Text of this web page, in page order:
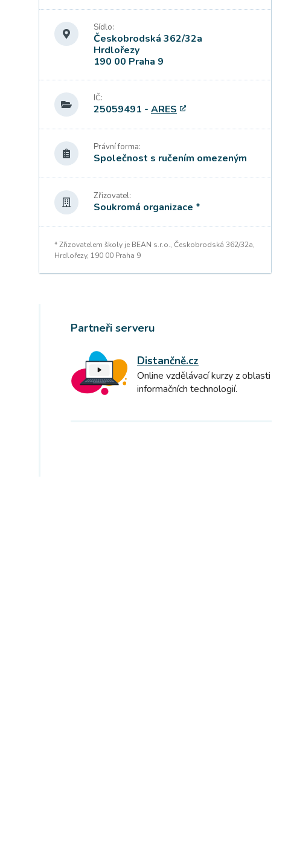
Sídlo:
Českobrodská 362/32a
Hrdlořezy
190 00 Praha 9
IČ:
25059491 - ARES
Právní forma:
Společnost s ručením omezeným
Zřizovatel:
Soukromá organizace *
* Zřizovatelem školy je BEAN s.r.o., Českobrodská 362/32a,
Hrdlořezy, 190 00 Praha 9
Partneři serveru
Distančně.cz
Online vzdělávací kurzy z oblasti
informačních technologií.